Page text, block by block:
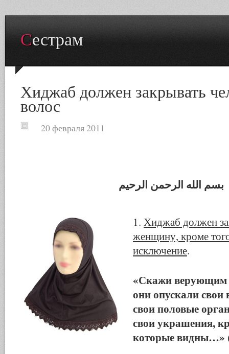
Сестрам
Хиджаб должен закрывать
волос
20 февраля 2011
بسم الله الرحمن الرحيم
1. Хиджаб должен
женщину, кроме
исключение.
«Скажи
они опускали свои
свои половые
свои украшения,
которые видны…»